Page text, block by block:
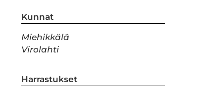
Kunnat
Miehikkälä
Virolahti
Harrastukset